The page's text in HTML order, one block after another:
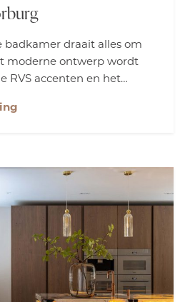
badkamer draait alles om
moderne ontwerp wordt
RVS accenten en het
een ruimtelijk geheel met